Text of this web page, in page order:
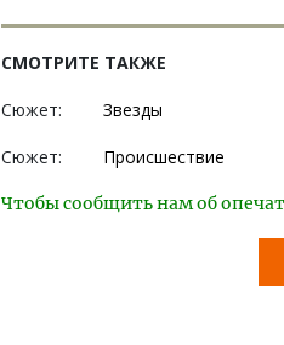
СМОТРИТЕ ТАКЖЕ
Сюжет: Звезды
Сюжет: Происшествие
Чтобы сообщить нам об